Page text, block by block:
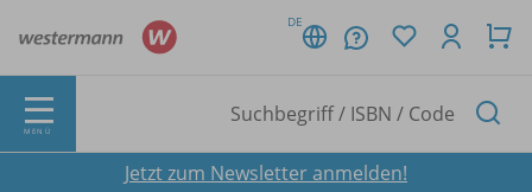
DE
MENÜ
Jetzt zum Newsletter anmelden!